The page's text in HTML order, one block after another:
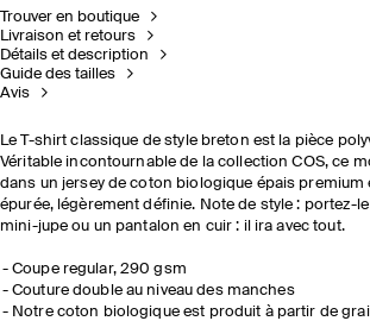
Trouver en boutique
Livraison et retours
Détails et description
Guide des tailles
Avis
Le T-shirt classique de style breton est la pièce
Véritable incontournable de la collection COS, ce
dans un jersey de coton biologique épais premium
épurée, légèrement définie. Note de style : portez-
mini-jupe ou un pantalon en cuir : il ira avec tout.
Coupe regular, 290 gsm
Couture double au niveau des manches
Notre coton biologique est produit à partir de